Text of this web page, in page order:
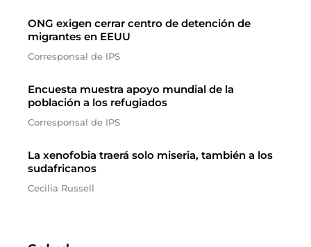
ONG exigen cerrar centro de detención de
migrantes en EEUU
Corresponsal de IPS
Encuesta muestra apoyo mundial de la
población a los refugiados
Corresponsal de IPS
La xenofobia traerá solo miseria, también a los
sudafricanos
Cecilia Russell